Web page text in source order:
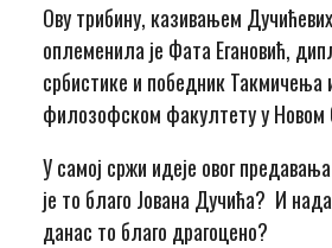
Ову трибину, казивањем
оплеменила је Фата Егановић,
србистике и победник Такмичења
филозофском факултету у Новом
У самој сржи идеје овог
је то благо Јована Дучића? И
данас то благо драгоцено?